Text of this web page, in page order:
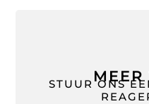
MEER
STUUR ONS